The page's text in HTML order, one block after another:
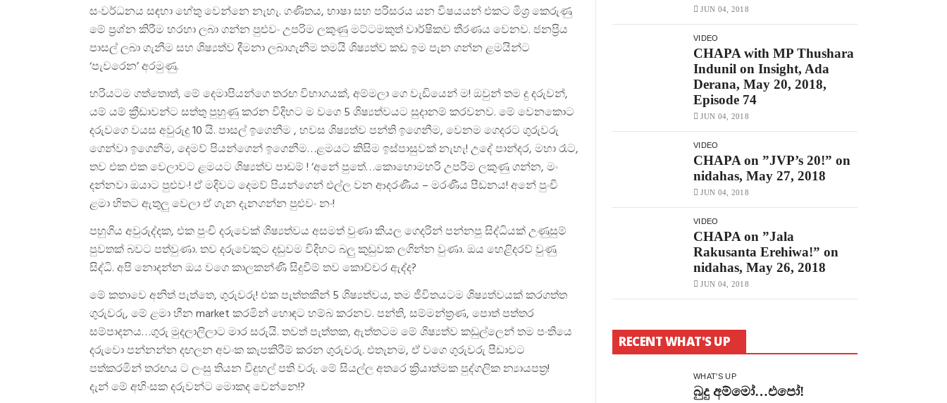
සංවර්ධනය සඳහා හේතු වෙන්නෙ නැහැ. ගණිතය, භාෂා සහ පරිසරය යන විෂයයන් එකට මිශ්‍ර කෙරුණු
මේ ප්‍රශ්න කිරීම හරහා ලබා ගන්න පුළුවං උපරිම ලකුණු මට්ටමකුත් වාර්ෂිකව තීරණය වෙනව. ජනප්‍රිය
පාසල් ලබා ගැනීම සහ ශිෂ්‍යත්ව දීමනා ලබාගැනීම තමයි ශිෂ්‍යත්ව කඩ ඉම පැන ගන්න ළමයින්ට
‘පැවරෙන’ අරමුණු.
හරියටම ගත්තොත්, මේ දෙමාපියන්ගෙ තරඟ විභාගයක්, අම්මලා ගෙ වැඩියෙන් ම! ඔවුන් තම දු දරුවන්,
යම් යම් ක්‍රීඩාවන්ට සත්තු පුහුණු කරන විදිහට ම වගෙ 5 ශිෂ්‍යත්වයට සුදානම් කරවනව. මේ වෙනකොට
දරුවගෙ වයස අවුරුදු 10 යි. පාසල් ඉගෙනීම , හවස ශිෂ්‍යත්ව පන්ති ඉගෙනීම, වෙනම ගෙදරට ගුරුවරු
ගෙන්වා ඉගෙනීම, දෙමව් පියන්ගෙන් ඉගෙනීම…ළමයට කිසිම ඉස්පාසුවක් නැහැ! උදේ පාන්දර, මහා රෑට,
තව එක එක වෙලාවට ළමයට ශිෂ්‍යත්ව පාඩම් ! ‘අනේ පුතේ…කොහොමහරි උපරිම ලකුණු ගන්න, මං
දන්නවා ඔයාට පුළුවං! ඒ මදිවට දෙමව් පියන්ගෙන් එල්ල වන ආදරණීය – මරණීය පීඩනය! අනේ පුංචි
ළමා හිතට ඇතුලු වෙලා ඒ ගැන දැනගන්න පුළුවං නං!
පහුගිය අවුරුද්දක, එක පුංචි දරුවෙක් ශිෂ්‍යත්වය අසමත් වුණා කියල ගෙදරින් පන්නපු සිද්ධියක් උණුසුම්
පුවතක් බවට පත්වුණා. තව දරුවෙකුට දඬුවම විදිහට බලු කුඩුවක ලගින්න වුණා. ඔය හෙළිදරව් වුණු
සිද්ධි. අපි නොදන්න ඔය වගෙ කාලකන්ණි සිදුවීම් තව කොච්චර ඇද්ද?
මේ කතාවෙ අනිත් පැත්තෙ, ගුරුවරු! එක පැත්තකින් 5 ශිෂ්‍යත්වය, තම ජීවිතයටම ශිෂ්‍යත්වයක් කරගත්ත
ගුරුවරු, මේ ළමා හීන market කරමින් හොඳට හම්බ කරනව. පන්ති, සම්මන්ත්‍රණ, පොත් පත්තර
සම්පාදනය…ගුරු මුදලාලිලාට මාර සරුයි. තවත් පැත්තක, ඇත්තටම මේ ශිෂ්‍යත්ව කඩුල්ලෙන් තම පංතියෙ
දරුවො පන්නන්න දඟලන අවංක කැපකිරීම් කරන ගුරුවරු. එතැනම, ඒ වගෙ ගුරුවරු පීඩාවට
පත්කරමින් තරඟය ට ලංසු තියන විදුහල් පති වරු. මේ සියල්ල අතරෙ ක්‍රියාත්මක පුද්ගලික න්‍යායපත්‍ර!
දැන් මේ අහිංසක දරුවන්ට මොකද වෙන්නෙ!?
JUN 04, 2018
VIDEO
CHAPA with MP Thushara
Indunil on Insight, Ada
Derana, May 20, 2018,
Episode 74
JUN 04, 2018
VIDEO
CHAPA on ”JVP’s 20!” on
nidahas, May 27, 2018
JUN 04, 2018
VIDEO
CHAPA on ”Jala
Rakusanta Erehiwa!” on
nidahas, May 26, 2018
JUN 04, 2018
RECENT WHAT'S UP
WHAT'S UP
බුදු අම්මෝ…එපෝ!